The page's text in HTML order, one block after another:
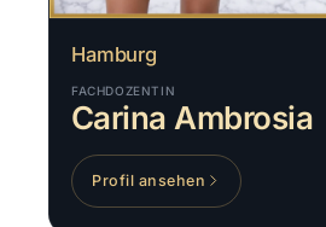
Hamburg
FACHDOZENTIN
Carina Ambrosia
Profil ansehen